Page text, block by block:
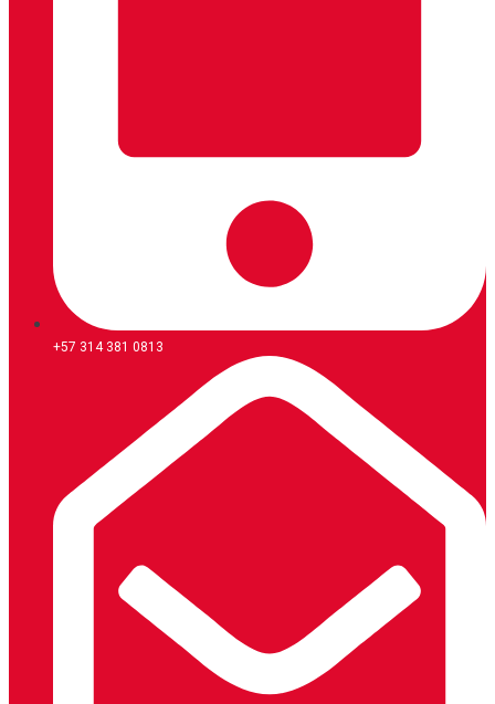
+57 314 381 0813